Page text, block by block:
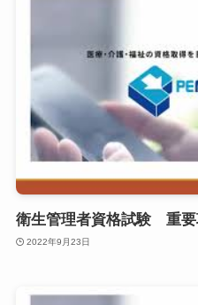
衛生管理者資格試験 重要
2022年9月23日